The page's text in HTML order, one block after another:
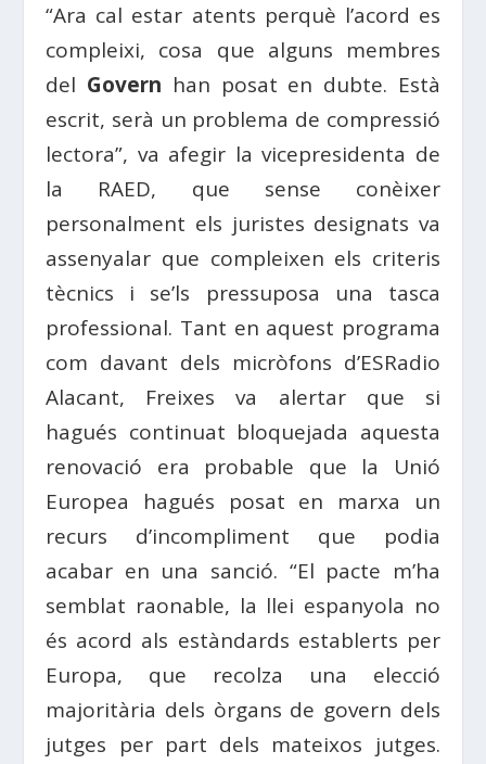
“Ara cal estar atents perquè l’acord es
compleixi, cosa que alguns membres
del Govern han posat en dubte. Està
escrit, serà un problema de compressió
lectora”, va afegir la vicepresidenta de
la RAED, que sense conèixer
personalment els juristes designats va
assenyalar que compleixen els criteris
tècnics i se’ls pressuposa una tasca
professional. Tant en aquest programa
com davant dels micròfons d’ESRadio
Alacant, Freixes va alertar que si
hagués continuat bloquejada aquesta
renovació era probable que la Unió
Europea hagués posat en marxa un
recurs d’incompliment que podia
acabar en una sanció. “El pacte m’ha
semblat raonable, la llei espanyola no
és acord als estàndards establerts per
Europa, que recolza una elecció
majoritària dels òrgans de govern dels
jutges per part dels mateixos jutges.